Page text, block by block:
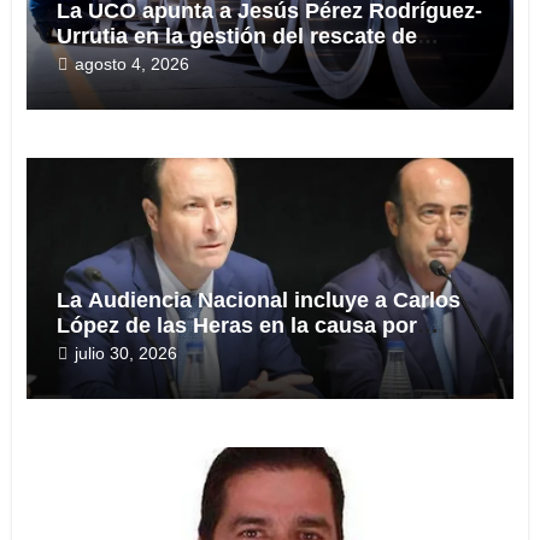
La UCO apunta a Jesús Pérez Rodríguez-
Urrutia en la gestión del rescate de
Tubos Reunidos
agosto 4, 2026
La Audiencia Nacional incluye a Carlos
López de las Heras en la causa por
presuntas irregularidades en el rescate
de 112,8 millones a Tubos Reunidos
julio 30, 2026